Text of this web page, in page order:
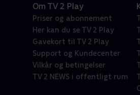
Om TV 2 Play
Priser og abonnement
Her kan du se TV 2 Play
Gavekort til TV 2 Play
Support og Kundecenter
Vilkår og betingelser
TV 2 NEWS i offentligt rum